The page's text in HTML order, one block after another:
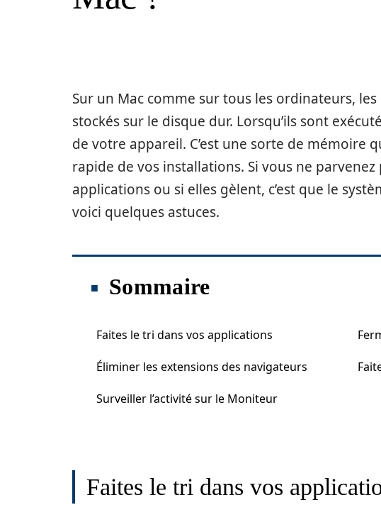
Sur un Mac comme sur tous les ordinateurs,
stockés sur le disque dur. Lorsqu’ils sont
de votre appareil. C’est une sorte de mémoire
rapide de vos installations. Si vous ne
applications ou si elles gèlent, c’est que le
voici quelques astuces.
Sommaire
Faites le tri dans vos applications
Éliminer les extensions des navigateurs
Surveiller l’activité sur le Moniteur
Faites le tri dans vos